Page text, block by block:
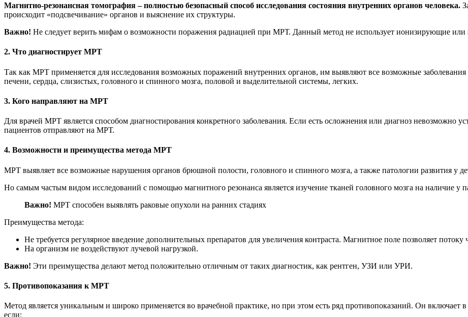
Магнитно-резонансная томография – полностью безопасный способ исследования состояния внутренних органов человека.
происходит «подсвечивание» органов и выяснение их структуры.
Важно! Не следует верить мифам о возможности поражения радиацией при МРТ. Данный метод не использует ионизирующие
2. Что диагностирует МРТ
Так как МРТ применяется для исследования возможных поражений внутренних органов, им выявляют все возможные
печени, сердца, слизистых, головного и спинного мозга, половой и выделительной системы, легких.
3. Кого направляют на МРТ
Для врачей МРТ является способом диагностирования конкретного заболевания. Если есть осложнения или диагноз невозможно
пациентов отправляют на МРТ.
4. Возможности и преимущества метода МРТ
МРТ выявляет все возможные нарушения органов брюшной полости, головного и спинного мозга, а также патологии развития у
Но самым частым видом исследований с помощью магнитного резонанса является изучение тканей головного мозга на наличие у
Важно! МРТ способен выявлять раковые опухоли на ранних стадиях
Преимущества метода:
Не требуется регулярное введение дополнительных препаратов для увеличения контраста. Магнитное поле позволяет потоку
На организм не воздействуют лучевой нагрузкой.
Важно! Эти преимущества делают метод положительно отличным от таких диагностик, как рентген, УЗИ или УРИ.
5. Противопоказания к МРТ
Метод является уникальным и широко применяется во врачебной практике, но при этом есть ряд противопоказаний. Он включает в
если: